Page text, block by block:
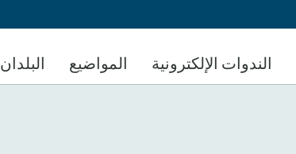
إلى
الرئيسي
الندوات الإلكترونية المواضيع البلدان